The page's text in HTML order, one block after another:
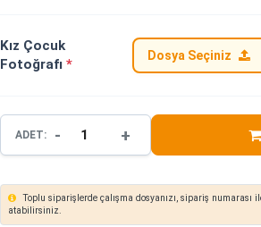
Kız Çocuk
Fotoğrafı *
Dosya Seçiniz
ADET: - +
Toplu siparişlerde çalışma dosyanızı, sipariş numarası
atabilirsiniz.